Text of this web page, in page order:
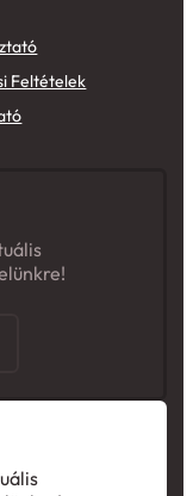
Feltételek